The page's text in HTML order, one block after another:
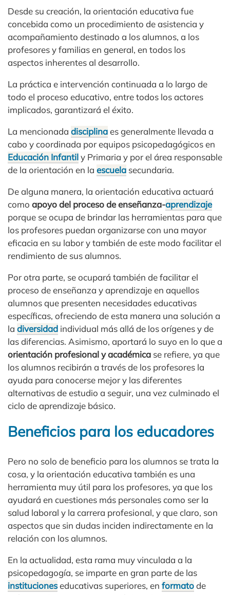
Desde su creación, la orientación educativa fue
concebida como un procedimiento de asistencia y
acompañamiento destinado a los alumnos, a los
profesores y familias en general, en todos los
aspectos inherentes al desarrollo.
La práctica e intervención continuada a lo largo de
todo el proceso educativo, entre todos los actores
implicados, garantizará el éxito.
La mencionada disciplinaes generalmente llevada a
cabo y coordinada por equipos psicopedagógicos en
Educación Infantily Primaria y por el área responsable
de la orientación en la escuela secundaria.
De alguna manera, la orientación educativa actuará
como apoyo del proceso de enseñanza-aprendizaje
porque se ocupa de brindar las herramientas para que
los profesores puedan organizarse con una mayor
eficacia en su labor y también de este modo facilitar el
rendimiento de sus alumnos.
Por otra parte, se ocupará también de facilitar el
proceso de enseñanza y aprendizaje en aquellos
alumnos que presenten necesidades educativas
específicas, ofreciendo de esta manera una solución a
la diversidad individual más allá de los orígenes y de
las diferencias. Asimismo, aportará lo suyo en lo que a
orientación profesional y académica se refiere, ya que
los alumnos recibirán a través de los profesores la
ayuda para conocerse mejor y las diferentes
alternativas de estudio a seguir, una vez culminado el
ciclo de aprendizaje básico.
Beneficios para los educadores
Pero no solo de beneficio para los alumnos se trata la
cosa, y la orientación educativa también es una
herramienta muy útil para los profesores, ya que los
ayudará en cuestiones más personales como ser la
salud laboral y la carrera profesional, y que claro, son
aspectos que sin dudas inciden indirectamente en la
relación con los alumnos.
En la actualidad, esta rama muy vinculada a la
psicopedagogía, se imparte en gran parte de las
institucioneseducativas superiores, en formatode